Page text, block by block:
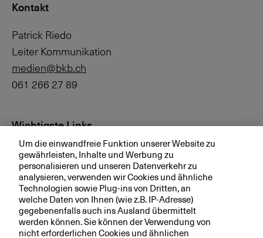
Kontakt
Patrick Riedo
Leiter Kommunikation
medien@bkb.ch
061 266 27 89
Wichtigste Links
Investor Relations
Medien
bkb.ch
Ihre BKB
Um die einwandfreie Funktion unserer Website zu
gewährleisten, Inhalte und Werbung zu
personalisieren und unseren Datenverkehr zu
analysieren, verwenden wir Cookies und ähnliche
Technologien sowie Plug-ins von Dritten, an
welche Daten von Ihnen (wie z.B. IP-Adresse)
gegebenenfalls auch ins Ausland übermittelt
werden können. Sie können der Verwendung von
nicht erforderlichen Cookies und ähnlichen